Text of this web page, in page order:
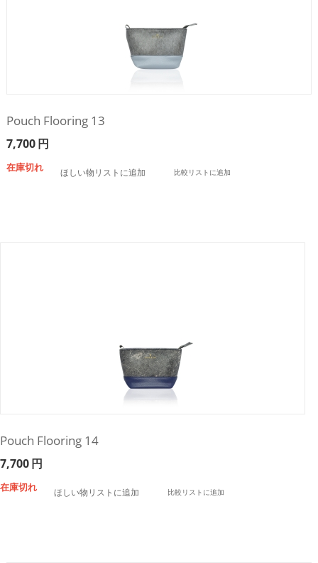
Pouch Flooring 13
7,700円
在庫切れ ほしい物リストに追加 比較リストに追加
Pouch Flooring 14
7,700円
在庫切れ ほしい物リストに追加 比較リストに追加